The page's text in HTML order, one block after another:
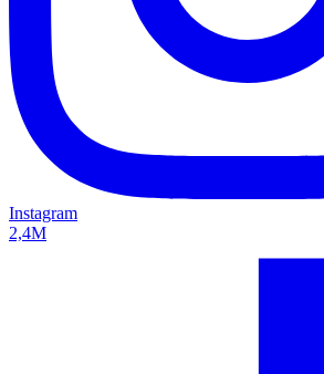
Instagram
2,4M